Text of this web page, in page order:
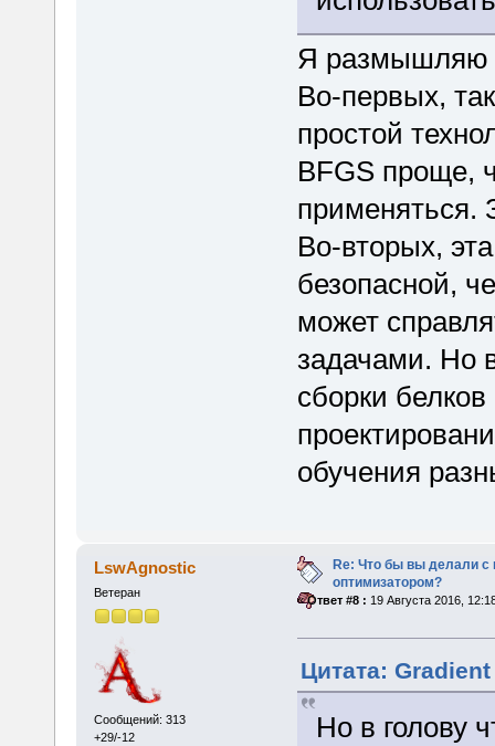
Я размышляю
Во-первых,
простой
BFGS проще,
применяться.
Во-вторых,
безопасной,
может
задачами. Но
сборки
обучения
LswAgnostic
Ветеран
Сообщений: 313
+29/-12
Re: Что бы вы делали
оптимизатором?
«Ответ #8 : 19 Августа 2016,
Цитата: Gradient
Но в голову